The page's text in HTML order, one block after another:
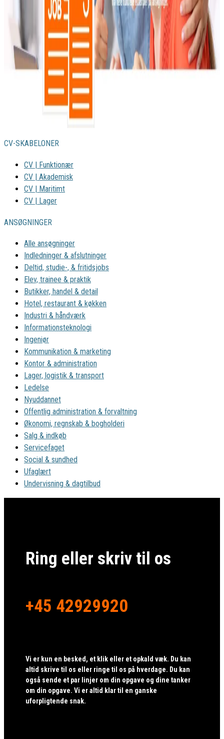
CV-SKABELONER
CV | Funktionær
CV | Akademisk
CV | Maritimt
CV | Lager
ANSØGNINGER
Alle ansøgninger
Indledninger & afslutninger
Deltid, studie-, & fritidsjobs
Elev, trainee & praktik
Butikker, handel & detail
Hotel, restaurant & køkken
Industri & håndværk
Informationsteknologi
Ingeniør
Kommunikation & marketing
Kontor & administration
Lager, logistik & transport
Ledelse
Nyuddannet
Offentlig administration & forvaltning
Økonomi, regnskab & bogholderi
Salg & indkøb
Servicefaget
Social & sundhed
Ufaglært
Undervisning & dagtilbud
Ring eller skriv til os
+45 42929920
Vi er kun en besked, et klik eller et opkald væk. Du kan
altid skrive til os eller ringe til os på hverdage. Du kan
også sende et par linjer om din opgave og dine tanker
om din opgave. Vi er altid klar til en ganske
uforpligtende snak.